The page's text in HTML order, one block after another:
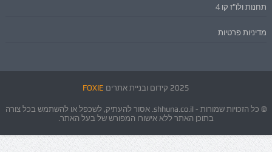
תחנות ולו"ז קו 4
מדיניות פרטיות
2025 קידום ובניית אתרים FOXIE
© כל הזכויות שמורות - shhuna.co.il. אסור להעתיק, לשכפל או להשתמש בכל צורה
בתוכן האתר ללא אישורו המפורש של בעל האתר.